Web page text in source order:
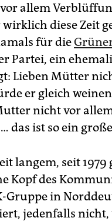
allem
diese Zeit
für die
Partei, ein
Lieben Mütter
er gleich
nicht vor
das ist so ein
langem, seit 1979
Kopf des
Gruppe in
jedenfalls nicht,